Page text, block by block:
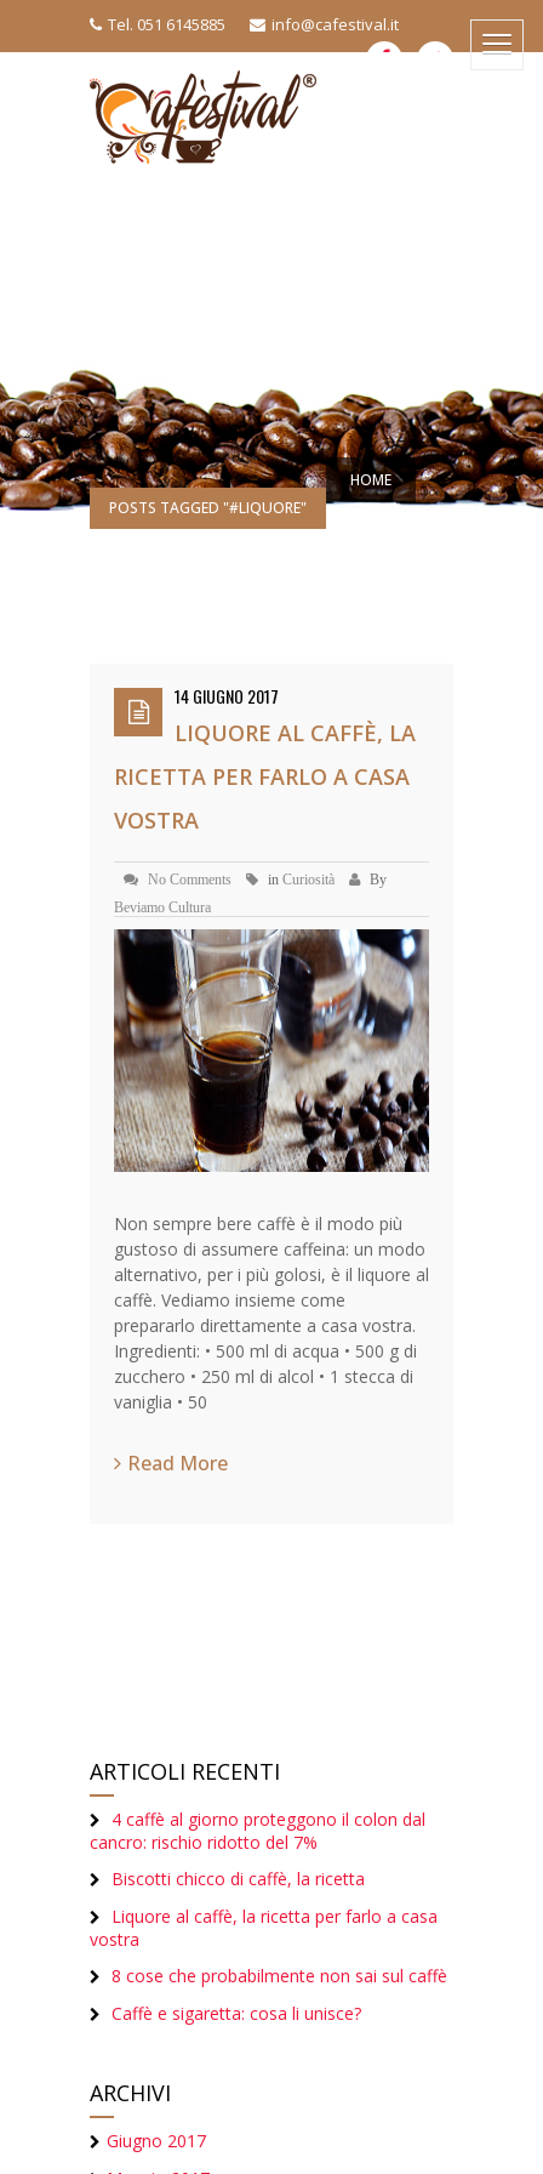
Tel. 051 6145885 info@cafestival.it
HOME
POSTS TAGGED "#LIQUORE"
14 GIUGNO 2017
LIQUORE AL CAFFÈ, LA
RICETTA PER FARLO A CASA
VOSTRA
No Comments in Curiosità
By
Beviamo Cultura
Non sempre bere caffè è il modo più
gustoso di assumere caffeina: un modo
alternativo, per i più golosi, è il liquore al
caffè. Vediamo insieme come
prepararlo direttamente a casa vostra.
Ingredienti: • 500 ml di acqua • 500 g di
zucchero • 250 ml di alcol • 1 stecca di
vaniglia • 50
Read More
ARTICOLI RECENTI
4 caffè al giorno proteggono il colon dal
cancro: rischio ridotto del 7%
Biscotti chicco di caffè, la ricetta
Liquore al caffè, la ricetta per farlo a casa
vostra
8 cose che probabilmente non sai sul caffè
Caffè e sigaretta: cosa li unisce?
ARCHIVI
Giugno 2017